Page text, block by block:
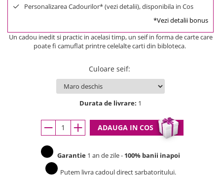
Personalizarea Cadourilor* (vezi detalii), disponibila in Cos
*Vezi detalii bonus
Un cadou inedit si practic in acelasi timp, un seif in forma de carte care
poate fi camuflat printre celelalte carti din bibloteca.
Culoare seif:
Durata de livrare: 1
ADAUGA IN COS
Garantie 1 an de zile - 100% banii inapoi
Putem livra cadoul direct sarbatoritului.